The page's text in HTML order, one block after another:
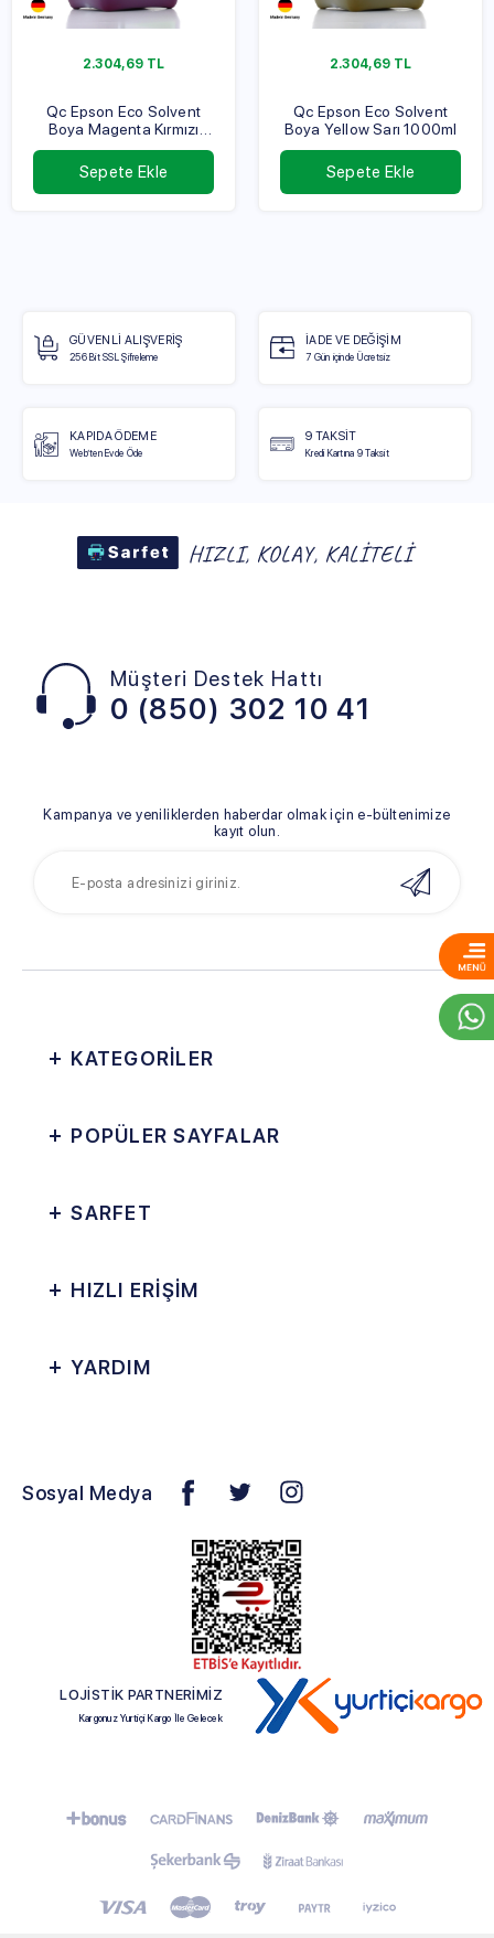
2.304,69 TL
Qc Epson Eco Solvent
Boya Magenta Kırmızı
1000ml
Sepete Ekle
2.304,69 TL
Qc Epson Eco Solvent
Boya Yellow Sarı 1000ml
Sepete Ekle
GÜVENLİ ALIŞVERİŞ
256 Bit SSL Şifreleme
İADE VE DEĞİŞİM
7 Gün içinde Ücretsiz
KAPIDA ÖDEME
Web’ten Evde Öde
9 TAKSİT
Kredi Kartına 9 Taksit
Müşteri Destek Hattı
0 (850) 302 10 41
Kampanya ve yeniliklerden haberdar olmak için e-bültenimize
kayıt olun.
KATEGORİLER
POPÜLER SAYFALAR
SARFET
HIZLI ERİŞİM
YARDIM
Sosyal Medya
LOJİSTİK PARTNERİMİZ
Kargonuz Yurtiçi Kargo İle Gelecek